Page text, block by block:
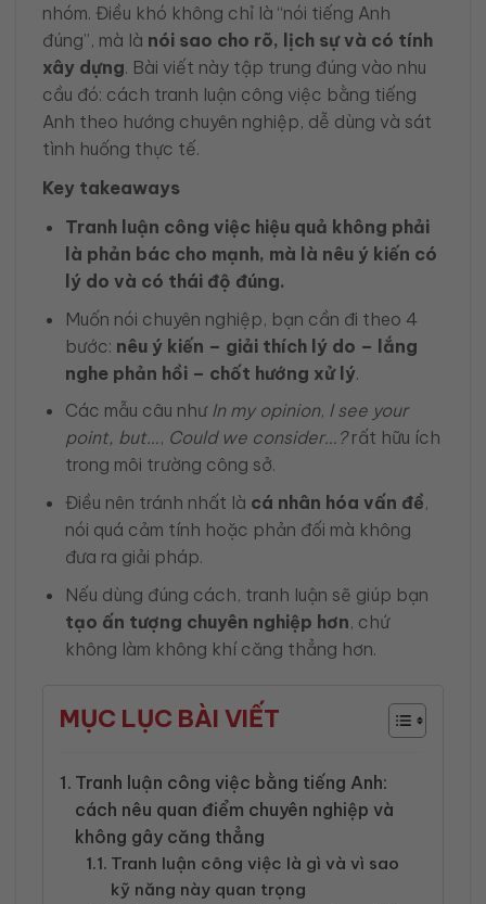
nhóm. Điều khó không chỉ là “nói tiếng Anh
đúng”, mà là nói sao cho rõ, lịch sự và có tính
xây dựng. Bài viết này tập trung đúng vào nhu
cầu đó: cách tranh luận công việc bằng tiếng
Anh theo hướng chuyên nghiệp, dễ dùng và sát
tình huống thực tế.
Key takeaways
Tranh luận công việc hiệu quả không phải
là phản bác cho mạnh, mà là nêu ý kiến có
lý do và có thái độ đúng.
Muốn nói chuyên nghiệp, bạn cần đi theo 4
bước: nêu ý kiến – giải thích lý do – lắng
nghe phản hồi – chốt hướng xử lý.
Các mẫu câu như In my opinion, I see your
point, but…, Could we consider…?rất hữu ích
trong môi trường công sở.
Điều nên tránh nhất là cá nhân hóa vấn đề,
nói quá cảm tính hoặc phản đối mà không
đưa ra giải pháp.
Nếu dùng đúng cách, tranh luận sẽ giúp bạn
tạo ấn tượng chuyên nghiệp hơn, chứ
không làm không khí căng thẳng hơn.
MỤC LỤC BÀI VIẾT
Tranh luận công việc bằng tiếng Anh:
cách nêu quan điểm chuyên nghiệp và
không gây căng thẳng
Tranh luận công việc là gì và vì sao
kỹ năng này quan trọng